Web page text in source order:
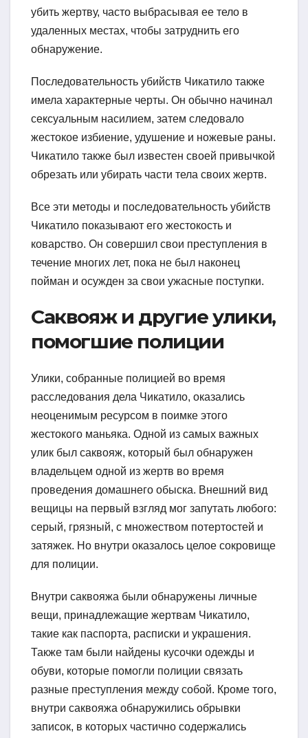
убить жертву, часто выбрасывая ее тело в
удаленных местах, чтобы затруднить его
обнаружение.
Последовательность убийств Чикатило также
имела характерные черты. Он обычно начинал
сексуальным насилием, затем следовало
жестокое избиение, удушение и ножевые раны.
Чикатило также был известен своей привычкой
обрезать или убирать части тела своих жертв.
Все эти методы и последовательность убийств
Чикатило показывают его жестокость и
коварство. Он совершил свои преступления в
течение многих лет, пока не был наконец
пойман и осужден за свои ужасные поступки.
Саквояж и другие улики,
помогшие полиции
Улики, собранные полицией во время
расследования дела Чикатило, оказались
неоценимым ресурсом в поимке этого
жестокого маньяка. Одной из самых важных
улик был саквояж, который был обнаружен
владельцем одной из жертв во время
проведения домашнего обыска. Внешний вид
вещицы на первый взгляд мог запутать любого:
серый, грязный, с множеством потертостей и
затяжек. Но внутри оказалось целое сокровище
для полиции.
Внутри саквояжа были обнаружены личные
вещи, принадлежащие жертвам Чикатило,
такие как паспорта, расписки и украшения.
Также там были найдены кусочки одежды и
обуви, которые помогли полиции связать
разные преступления между собой. Кроме того,
внутри саквояжа обнаружились обрывки
записок, в которых частично содержались